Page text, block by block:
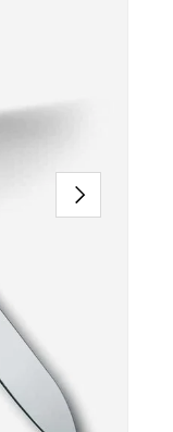
NÄCHSTE